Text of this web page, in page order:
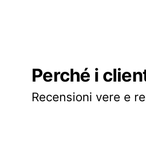
Perché i
Recensioni vere e